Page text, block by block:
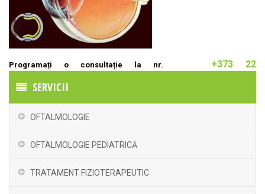
Programați o consultație la nr.
+373 22
SERVICII
OFTALMOLOGIE
OFTALMOLOGIE PEDIATRICĂ
TRATAMENT FIZIOTERAPEUTIC